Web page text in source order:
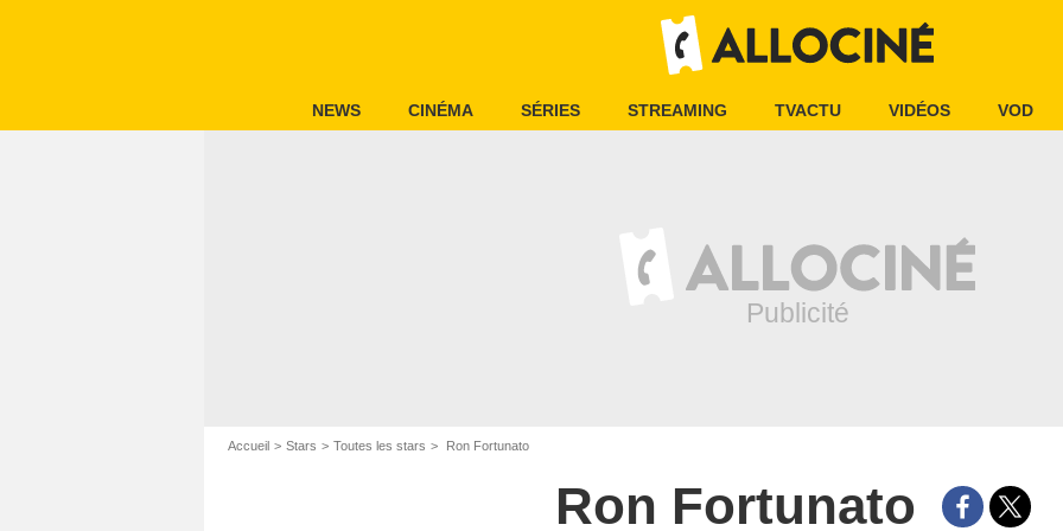
NEWS CINÉMA SÉRIES STREAMING TVACTU VIDÉOS VOD
Accueil Stars Toutes les stars Ron Fortunato
Ron Fortunato